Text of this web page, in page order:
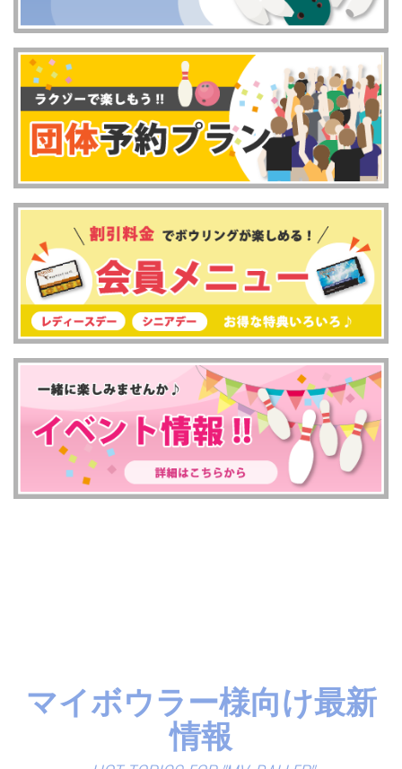
マイボウラー様向け最新
情報